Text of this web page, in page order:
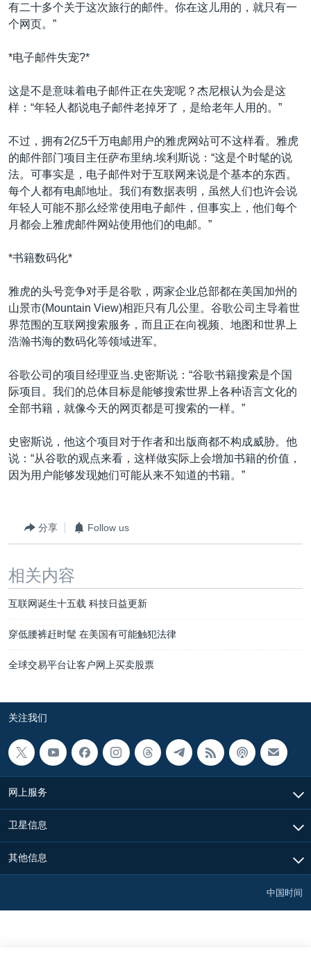
有二十多个关于这次旅行的邮件。你在这儿用的，就只有一
个网页。”
*电子邮件失宠?*
这是不是意味着电子邮件正在失宠呢？杰尼根认为会是这
样：“年轻人都说电子邮件老掉牙了，是给老年人用的。”
不过，拥有2亿5千万电邮用户的雅虎网站可不这样看。雅虎
的邮件部门项目主任萨布里纳.埃利斯说：“这是个时髦的说
法。可事实是，电子邮件对于互联网来说是个基本的东西。
每个人都有电邮地址。我们有数据表明，虽然人们也许会说
年轻人可能不那么经常使用电子邮件，但事实上，他们每个
月都会上雅虎邮件网站使用他们的电邮。”
*书籍数码化*
雅虎的头号竞争对手是谷歌，两家企业总部都在美国加州的
山景市(Mountain View)相距只有几公里。谷歌公司主导着世
界范围的互联网搜索服务，而且正在向视频、地图和世界上
浩瀚书海的数码化等领域进军。
谷歌公司的项目经理亚当.史密斯说：“谷歌书籍搜索是个国
际项目。我们的总体目标是能够搜索世界上各种语言文化的
全部书籍，就像今天的网页都是可搜索的一样。”
史密斯说，他这个项目对于作者和出版商都不构成威胁。他
说：“从谷歌的观点来看，这样做实际上会增加书籍的价值，
因为用户能够发现她们可能从来不知道的书籍。”
分享 Follow us
相关内容
互联网诞生十五载 科技日益更新
穿低腰裤赶时髦 在美国有可能触犯法律
全球交易平台让客户网上买卖股票
关注我们
网上服务
卫星信息
其他信息
中国时间